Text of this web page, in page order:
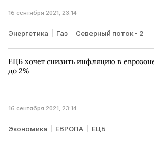
16 сентября 2021, 23:14
Энергетика Газ Северный поток - 2
ЕЦБ хочет снизить инфляцию в
до 2%
16 сентября 2021, 23:14
Экономика ЕВРОПА ЕЦБ